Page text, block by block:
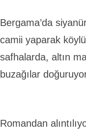
Bergama’da
camii yaparak
safhalarda, altın
buzağılar
Romandan